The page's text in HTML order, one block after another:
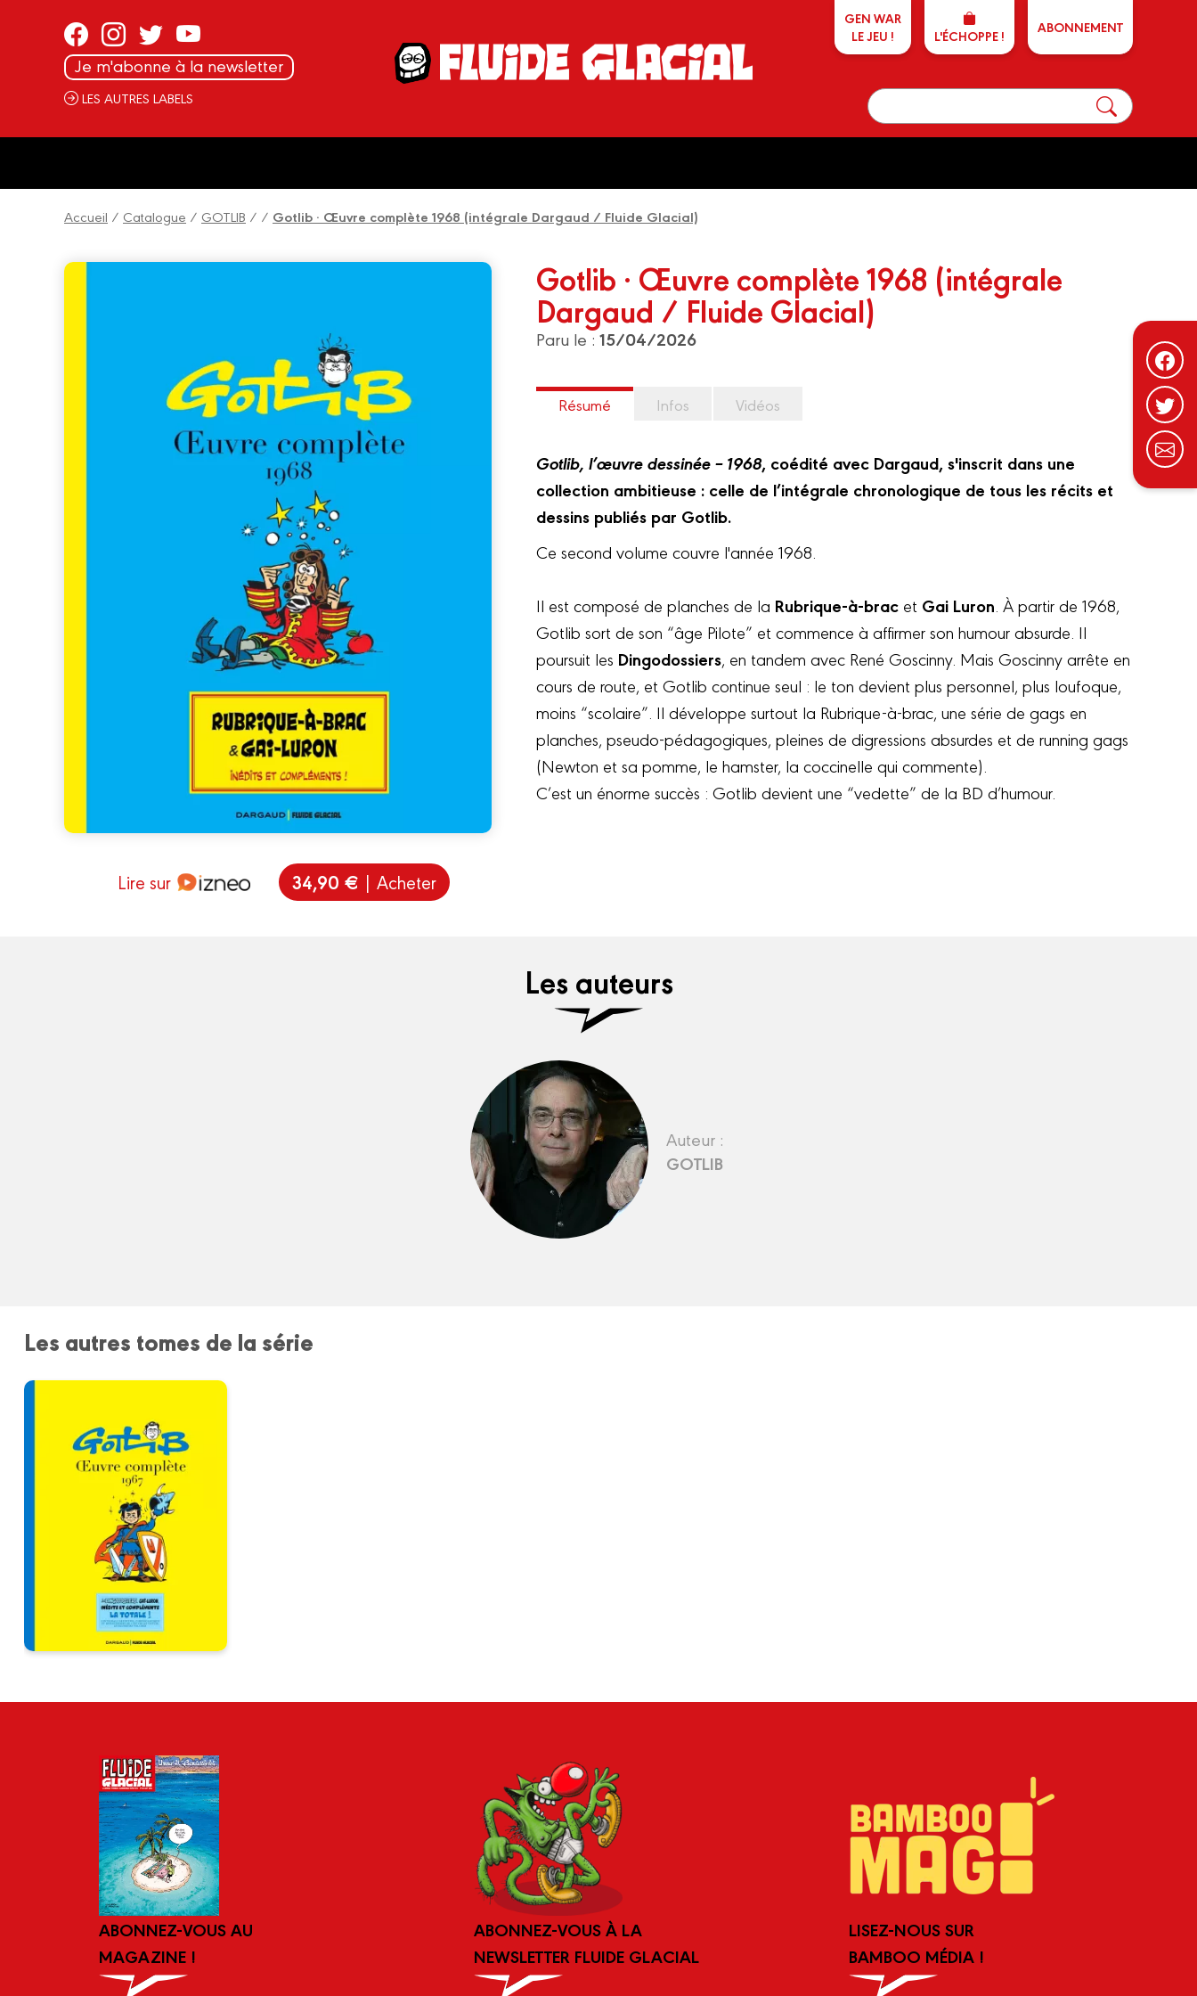
Je m'abonne à la newsletter
LES AUTRES LABELS
GEN WAR
LE JEU !
L'ÉCHOPPE ! ABONNEMENT
Accueil / Catalogue / GOTLIB / / Gotlib · Œuvre complète 1968 (intégrale Dargaud / Fluide Glacial)
Lire sur 34,90 € | Acheter
Gotlib · Œuvre complète 1968 (intégrale
Dargaud / Fluide Glacial)
Paru le :15/04/2026
Résumé Infos Vidéos
Gotlib, l’œuvre dessinée – 1968, coédité avec Dargaud, s'inscrit dans une
collection ambitieuse : celle de l’intégrale chronologique de tous les récits et
dessins publiés par Gotlib.
Ce second volume couvre l'année 1968.
Il est composé de planches de la Rubrique-à-brac et Gai Luron . À partir de 1968,
Gotlib sort de son “âge Pilote” et commence à affirmer son humour absurde. Il
poursuit les Dingodossiers, en tandem avec René Goscinny. Mais Goscinny arrête en
cours de route, et Gotlib continue seul : le ton devient plus personnel, plus loufoque,
moins “scolaire”. Il développe surtout la Rubrique-à-brac, une série de gags en
planches, pseudo-pédagogiques, pleines de digressions absurdes et de running gags
(Newton et sa pomme, le hamster, la coccinelle qui commente).
C’est un énorme succès : Gotlib devient une “vedette” de la BD d’humour.
Les auteurs
Auteur :
GOTLIB
Les autres tomes de la série
ABONNEZ-VOUS AU
MAGAZINE !
ABONNEZ-VOUS À LA
NEWSLETTER FLUIDE GLACIAL
LISEZ-NOUS SUR
BAMBOO MÉDIA !